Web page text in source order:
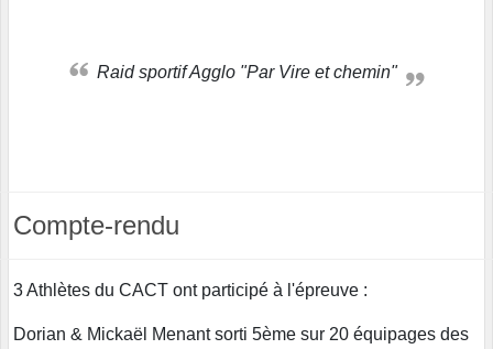
Raid sportif Agglo "Par Vire et chemin"
Compte-rendu
3 Athlètes du CACT ont participé à l'épreuve :
Dorian & Mickaël Menant sorti 5ème sur 20 équipages des